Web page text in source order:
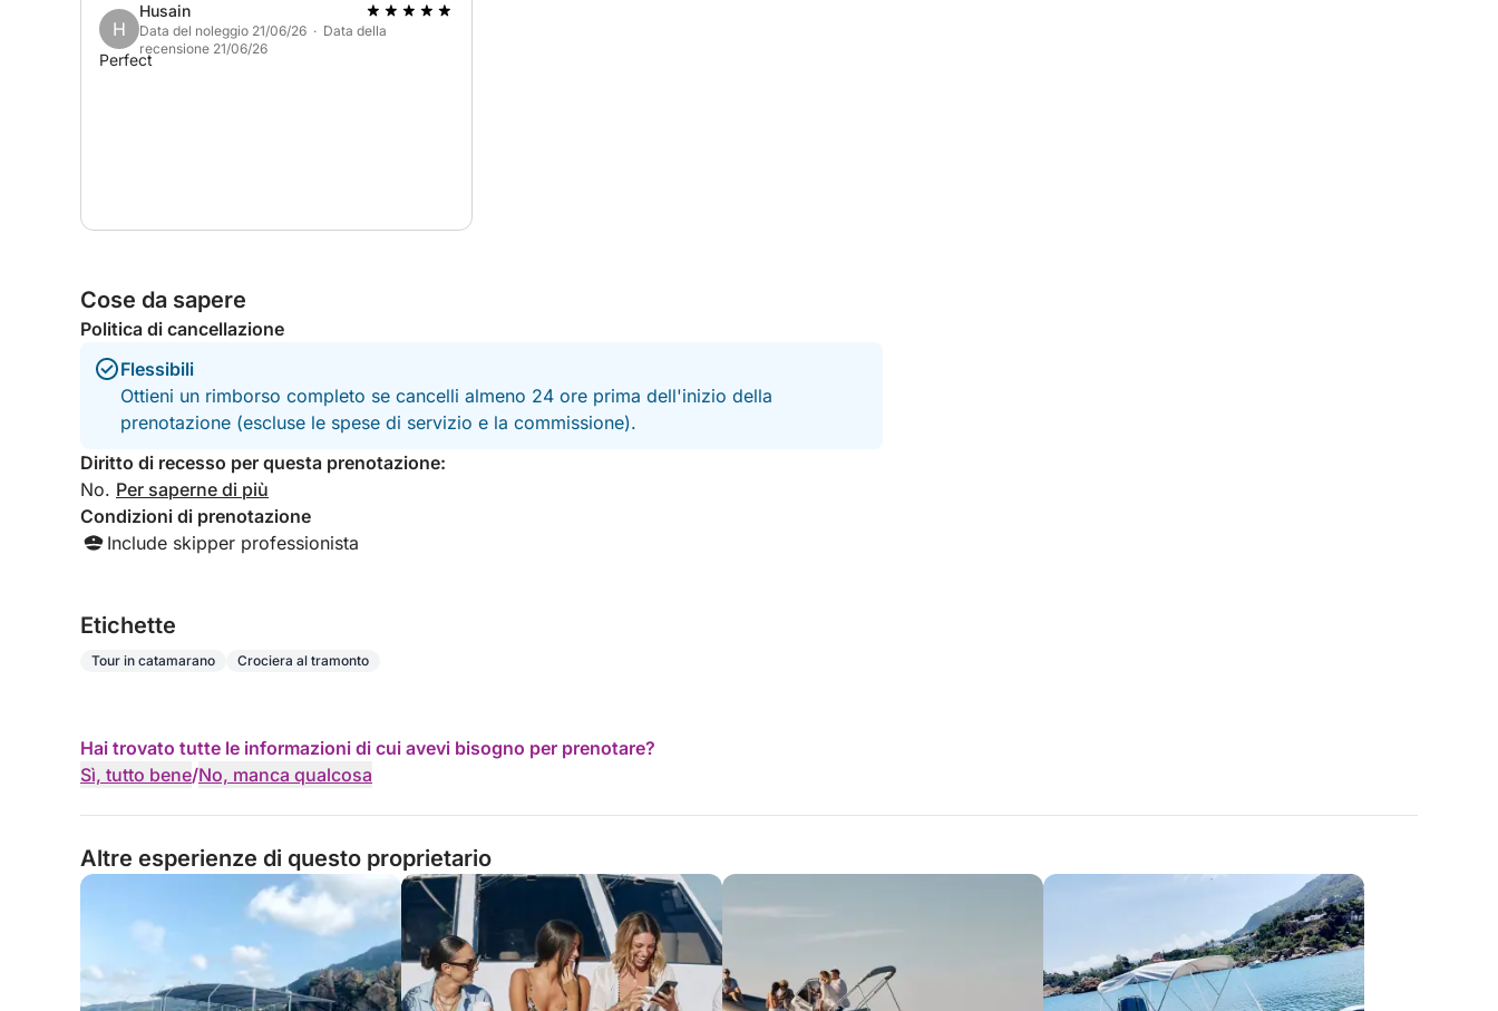
H
Husain
Data del noleggio 21/06/26 · Data della
recensione 21/06/26
Perfect
Cose da sapere
Politica di cancellazione
Flessibili
Ottieni un rimborso completo se cancelli almeno 24 ore prima dell'inizio della
prenotazione (escluse le spese di servizio e la commissione).
Diritto di recesso per questa prenotazione:
No. Per saperne di più
Condizioni di prenotazione
Include skipper professionista
Etichette
Tour in catamarano Crociera al tramonto
Hai trovato tutte le informazioni di cui avevi bisogno per prenotare?
Sì, tutto bene/No, manca qualcosa
Altre esperienze di questo proprietario